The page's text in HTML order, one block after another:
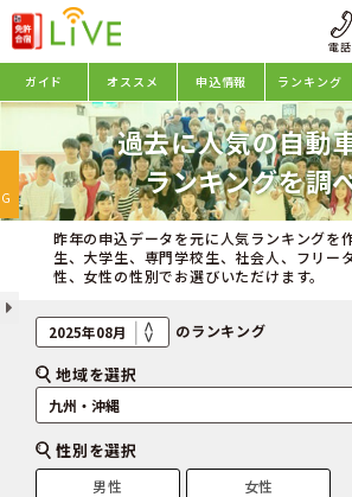
ガイド オススメ 申込情報 ランキング
過去に人気の自動
ランキングを調
昨年の申込データを元に人気ランキングを
生、大学生、専門学校生、社会人、フリー
性、女性の性別でお選びいただけます。
のランキング
地域を選択
性別を選択
男性 女性